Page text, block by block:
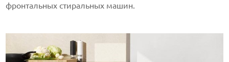
фронтальных стиральных машин.